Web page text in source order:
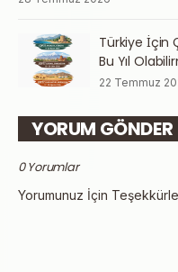
Türkiye İçin
Bu Yıl
22 Temmuz
YORUM GÖNDER
0 Yorumlar
Yorumunuz İçin